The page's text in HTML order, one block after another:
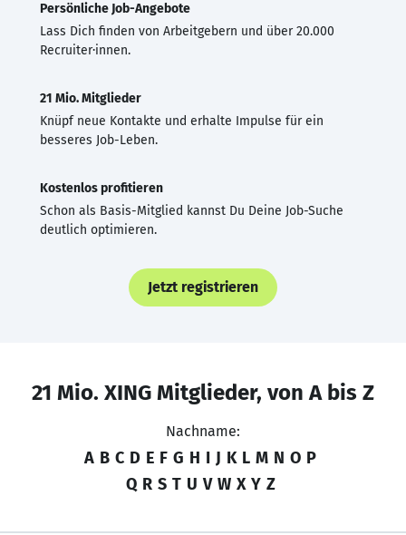
Persönliche Job-Angebote
Lass Dich finden von Arbeitgebern und über 20.000
Recruiter·innen.
21 Mio. Mitglieder
Knüpf neue Kontakte und erhalte Impulse für ein
besseres Job-Leben.
Kostenlos profitieren
Schon als Basis-Mitglied kannst Du Deine Job-Suche
deutlich optimieren.
Jetzt registrieren
21 Mio. XING Mitglieder, von A bis Z
Nachname:
A B C D E F G H I J K L M N O P
Q R S T U V W X Y Z